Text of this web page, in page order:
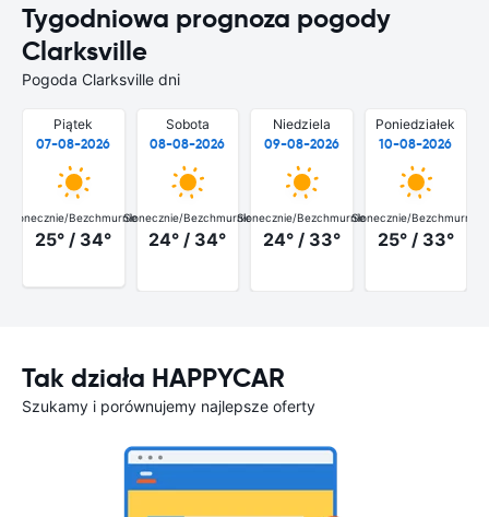
Tygodniowa prognoza pogody
Clarksville
Pogoda Clarksville dni
Piątek
07-08-2026
Słonecznie/Bezchmurnie
25° / 34°
Sobota
08-08-2026
Słonecznie/Bezchmurnie
24° / 34°
Niedziela
09-08-2026
Słonecznie/Bezchmurnie
24° / 33°
Poniedziałek
10-08-2026
Słonecznie/Bezchmurnie
25° / 33°
Tak działa HAPPYCAR
Szukamy i porównujemy najlepsze oferty